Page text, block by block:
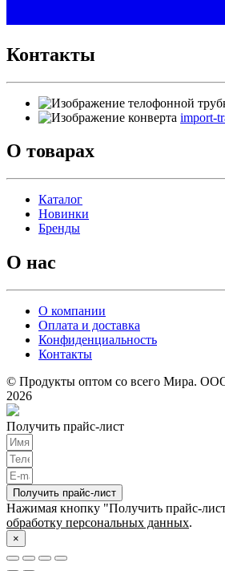
Контакты
import-
О товарах
Каталог
Новинки
Бренды
О нас
О компании
Оплата и доставка
Конфиденциальность
Контакты
© Продукты оптом со всего Мира.
2026
Получить прайс-лист
Получить прайс-лист
Нажимая кнопку "Получить прайс-
обработку персональных данных.
×